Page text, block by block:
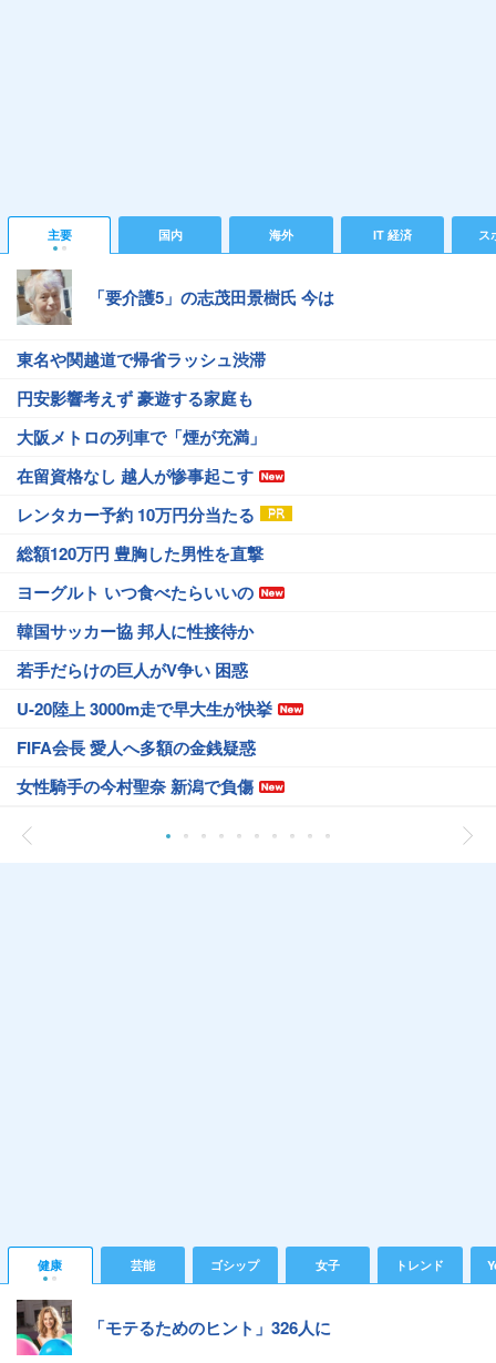
主要 国内 海外 IT 経済 ス
「要介護5」の志茂田景樹氏 今は
東名や関越道で帰省ラッシュ渋滞
円安影響考えず 豪遊する家庭も
大阪メトロの列車で「煙が充満」
在留資格なし 越人が惨事起こす
レンタカー予約 10万円分当たる
総額120万円 豊胸した男性を直撃
ヨーグルト いつ食べたらいいの
韓国サッカー協 邦人に性接待か
若手だらけの巨人がV争い 困惑
U-20陸上 3000m走で早大生が快挙
FIFA会長 愛人へ多額の金銭疑惑
女性騎手の今村聖奈 新潟で負傷
健康 芸能 ゴシップ 女子 トレンド
「モテるためのヒント」326人に